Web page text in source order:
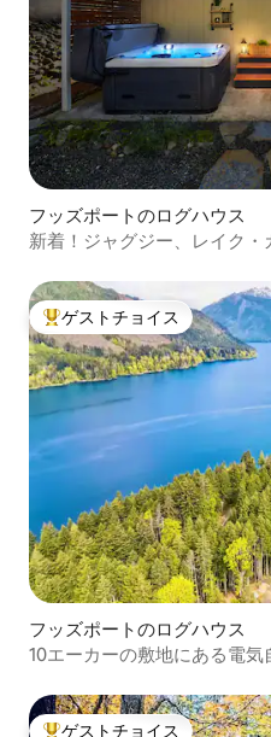
フッズポートのログハウス
新着！ジャグジー、レイク・
大好評のゲストチョイスです
ゲストチョイス
フッズポートのログハウス
10エーカーの敷地にある電気
ゲストチョイス